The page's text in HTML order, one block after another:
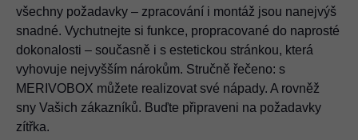
všechny požadavky – zpracování i montáž jsou nanejvýš
snadné. Vychutnejte si funkce, propracované do naprosté
dokonalosti – současně i s estetickou stránkou, která
vyhovuje nejvyšším nárokům. Stručně řečeno: s
MERIVOBOX můžete realizovat své nápady. A rovněž
sny Vašich zákazníků. Buďte připraveni na požadavky
zítřka.